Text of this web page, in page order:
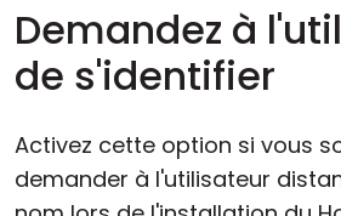
Demandez à
de s'identifier
Activez cette option si vous
demander à l'utilisateur